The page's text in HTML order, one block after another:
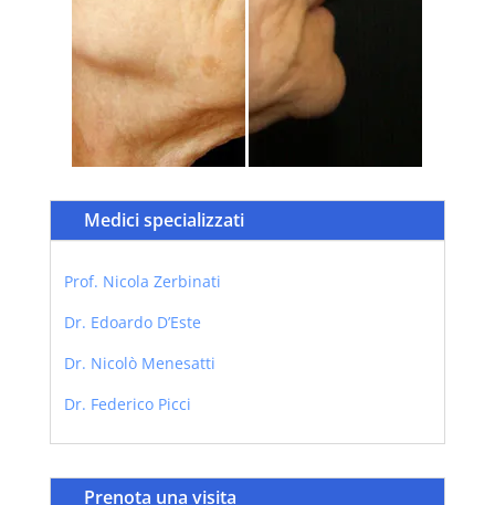
Medici specializzati
Prof. Nicola Zerbinati
Dr. Edoardo D’Este
Dr. Nicolò Menesatti
Dr. Federico Picci
Prenota una visita